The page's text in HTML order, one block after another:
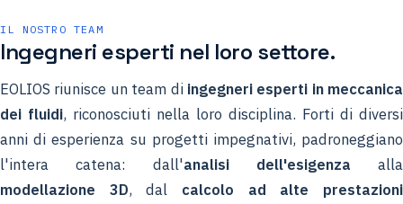
IL NOSTRO TEAM
Ingegneri esperti nel loro settore.
EOLIOS riunisce un team di ingegneri esperti in meccanica
dei fluidi, riconosciuti nella loro disciplina. Forti di diversi
anni di esperienza su progetti impegnativi, padroneggiano
l'intera catena: dall'analisi dell'esigenza alla
modellazione 3D, dal calcolo ad alte prestazioni